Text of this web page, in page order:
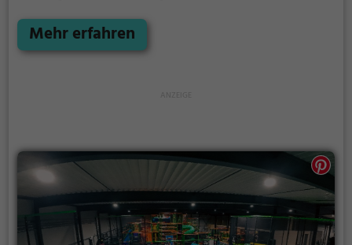
Geschicklichkeitswettbewerb ein - wer schafft es mit
den wenigsten Schlägen alle Bahnen zu bezwingen?
Mehr erfahren